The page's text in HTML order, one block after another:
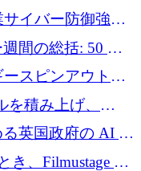
を目標
サイバー防御強化
達間の総括: 50 以
を投資
スピンアウト原
の資金調達でス
を積み上げ、
の基金を立ち上
英国政府の AI タ
き、Filmustage は